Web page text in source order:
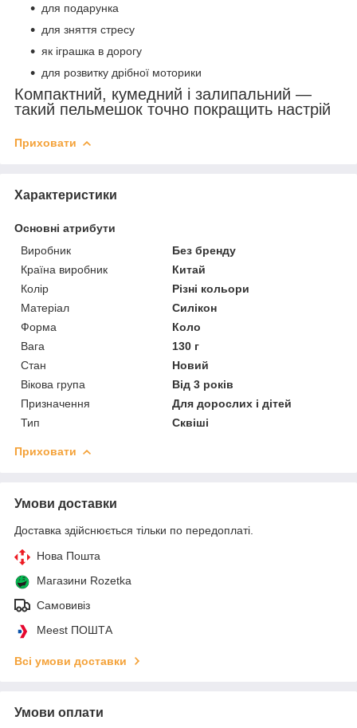
для подарунка
для зняття стресу
як іграшка в дорогу
для розвитку дрібної моторики
Компактний, кумедний і залипальний —
такий пельмешок точно покращить настрій
Приховати
Характеристики
Основні атрибути
Виробник
Без бренду
Країна виробник
Китай
Колір
Різні кольори
Матеріал
Силікон
Форма
Коло
Вага
130 г
Стан
Новий
Вікова група
Від 3 років
Призначення
Для дорослих і дітей
Тип
Сквіші
Приховати
Умови доставки
Доставка здійснюється тільки по передоплаті.
Нова Пошта
Магазини Rozetka
Самовивіз
Meest ПОШТА
Всі умови доставки
Умови оплати